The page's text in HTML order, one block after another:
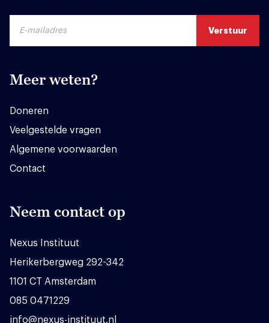
Meer weten?
Doneren
Veelgestelde vragen
Algemene voorwaarden
Contact
Neem contact op
Nexus Instituut
Herikerbergweg 292-342
1101 CT Amsterdam
085 0471229
info@nexus-instituut.nl